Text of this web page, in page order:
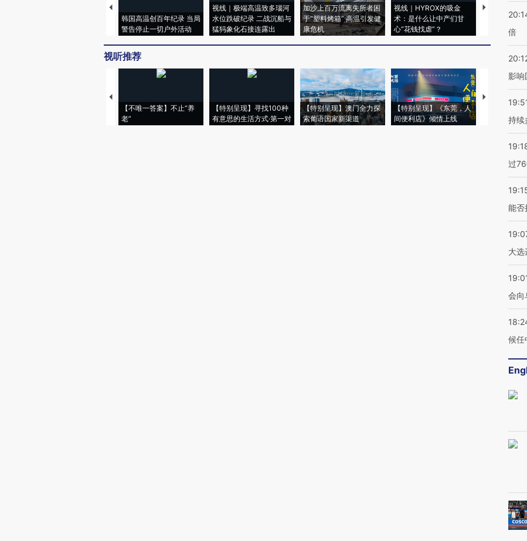
韩国高温创百年纪录 当局
警告停止一切户外活动
视线｜极端高温致多瑙河
水位跌破纪录 二战沉船与
猛犸象化石接连露出
加沙上百万流离失所者困
于“塑料烤箱” 高温引发健
康危机
视线｜HYROX的吸金
术：是什么让中产们甘
心“花钱找虐”？
马航飞行员跨
粒摇头丸 尿
视听推荐
【不唯一答案】不止“养
老”
【特别呈现】寻找100种
有意思的生活方式·第一对
【特别呈现】澳门全力探
索葡语国家新渠道
【特别呈现】《东莞，人
间便利店》倾情上线
【推广】走
会，让数智
倍
影响
持续
过
能否
大选
会向
候任